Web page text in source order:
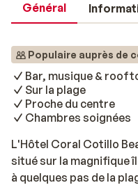
Général
Populaire auprès de
Bar, musique &
Sur la plage
Proche du centre
Chambres soignées
L'Hôtel Coral Cotillo
situé sur la magnifique
à quelques pas de la